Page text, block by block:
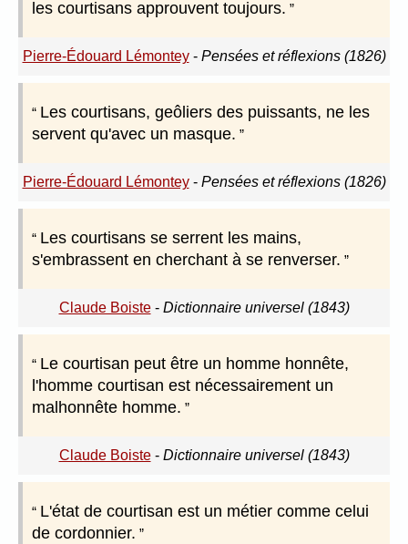
les courtisans approuvent toujours.
Pierre-Édouard Lémontey- Pensées et réflexions (1826)
Les courtisans, geôliers des puissants, ne les
servent qu'avec un masque.
Pierre-Édouard Lémontey- Pensées et réflexions (1826)
Les courtisans se serrent les mains,
s'embrassent en cherchant à se renverser.
Claude Boiste- Dictionnaire universel (1843)
Le courtisan peut être un homme honnête,
l'homme courtisan est nécessairement un
malhonnête homme.
Claude Boiste- Dictionnaire universel (1843)
L'état de courtisan est un métier comme celui
de cordonnier.